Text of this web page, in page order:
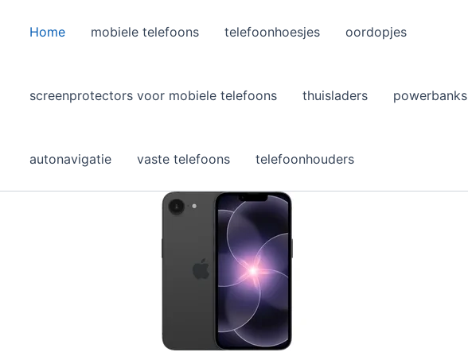
Home mobiele telefoons telefoonhoesjes oordopjes
screenprotectors voor mobiele telefoons thuisladers powerbanks
autonavigatie vaste telefoons telefoonhouders